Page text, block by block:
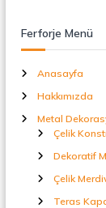
Ferforje Menü
Anasayfa
Hakkımızda
Metal
Çelik
Dekoratif
Çelik
Teras